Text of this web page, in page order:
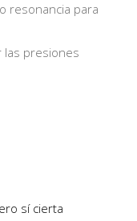
resonancia para
las presiones
sí cierta